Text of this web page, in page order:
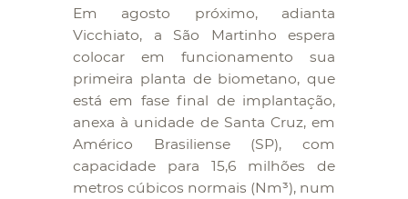
Em agosto próximo, adianta
Vicchiato, a São Martinho espera
colocar em funcionamento sua
primeira planta de biometano, que
está em fase final de implantação,
anexa à unidade de Santa Cruz, em
Américo Brasiliense (SP), com
capacidade para 15,6 milhões de
metros cúbicos normais (Nm³), num